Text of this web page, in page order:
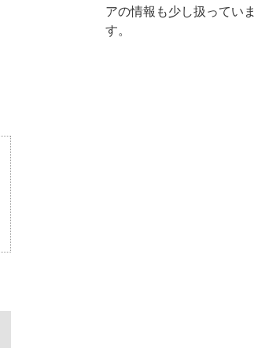
アの情報も少し扱っていま
す。